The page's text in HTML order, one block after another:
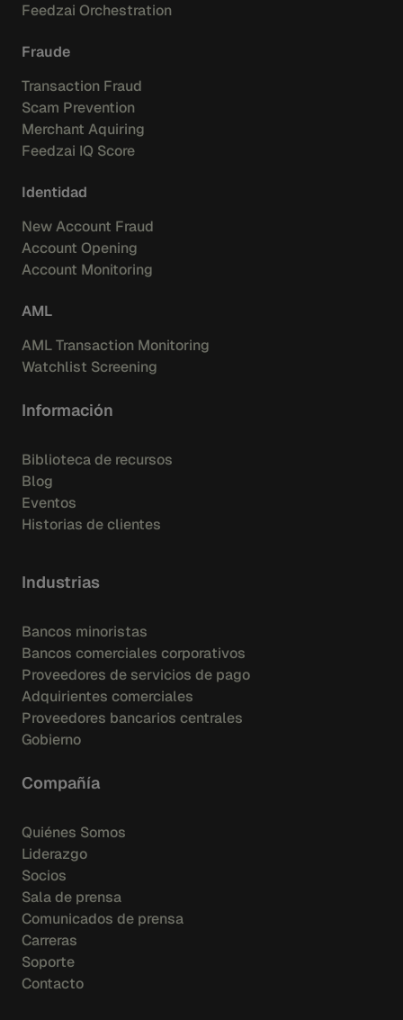
Feedzai Orchestration
Fraude
Transaction Fraud
Scam Prevention
Merchant Aquiring
Feedzai IQ Score
Identidad
New Account Fraud
Account Opening
Account Monitoring
AML
AML Transaction Monitoring
Watchlist Screening
Información
Biblioteca de recursos
Blog
Eventos
Historias de clientes
Industrias
Bancos minoristas
Bancos comerciales corporativos
Proveedores de servicios de pago
Adquirientes comerciales
Proveedores bancarios centrales
Gobierno
Compañía
Quiénes Somos
Liderazgo
Socios
Sala de prensa
Comunicados de prensa
Carreras
Soporte
Contacto